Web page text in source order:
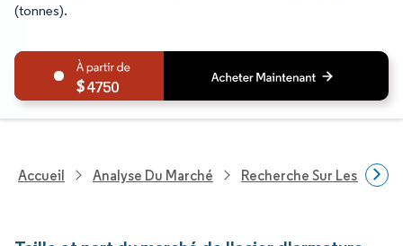
(tonnes).
4750
Accueil Analyse Du Marché Recherche Sur Les